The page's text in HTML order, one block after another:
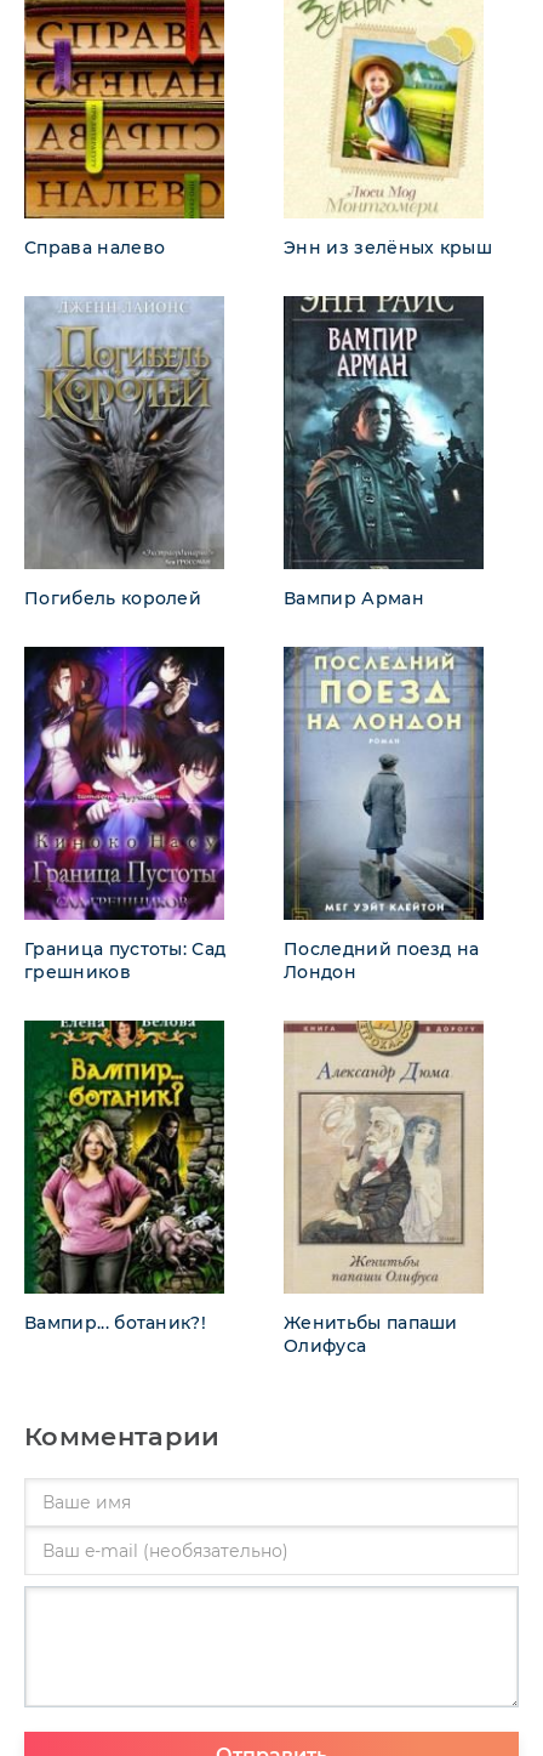
Справа налево Энн из зелёных крыш
Погибель королей Вампир Арман
Граница пустоты: Сад
грешников
Последний поезд на
Лондон
Вампир... ботаник?!
Женитьбы папаши
Олифуса
Комментарии